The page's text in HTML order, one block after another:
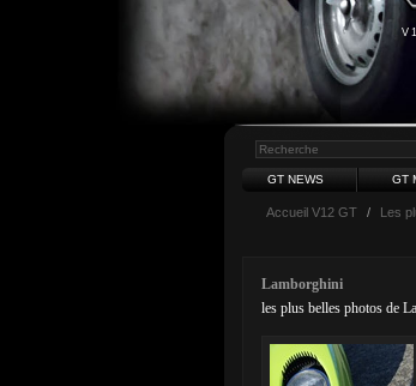
GT NEWS GT
Accueil V12 GT / Les
Lamborghini
les plus belles photos de